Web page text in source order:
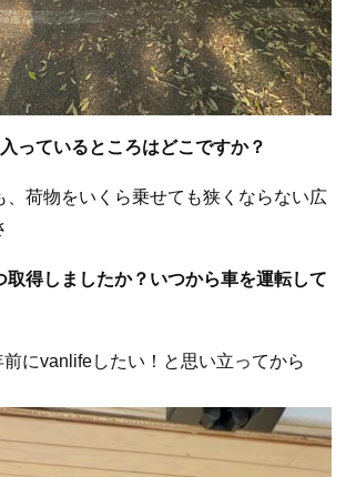
っているところはどこですか？
、荷物をいくら乗せても狭くならない広
取得しましたか？いつから車を運転して
にvanlifeしたい！と思い立ってから